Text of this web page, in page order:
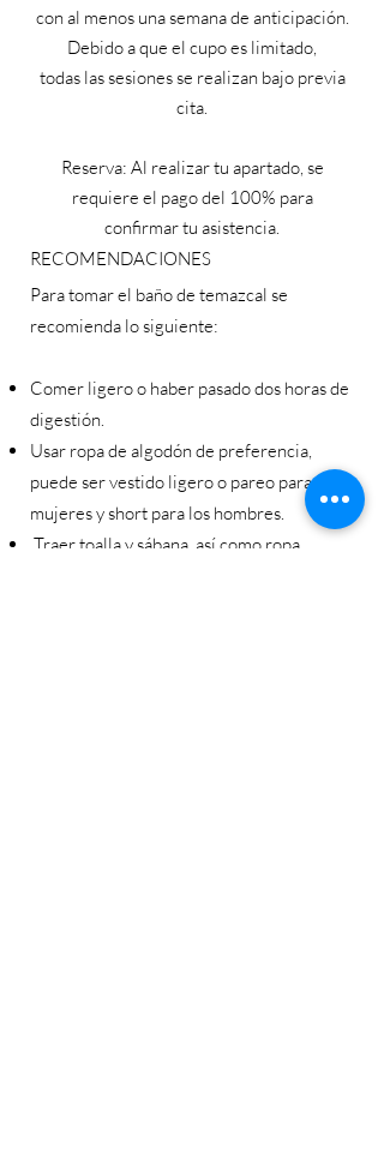
con al menos una semana de anticipación.
Debido a que el cupo es limitado,
todas las sesiones se realizan bajo previa
cita.
Reserva: Al realizar tu apartado, se
requiere el pago del 100% para
confirmar tu asistencia.
RECOMENDACIONES
Para tomar el baño de temazcal se
recomienda lo siguiente:
Comer ligero o haber pasado dos horas de
digestión.
Usar ropa de algodón de preferencia,
puede ser vestido ligero o pareo para las
mujeres y short para los hombres.
Traer toalla y sábana, así como ropa